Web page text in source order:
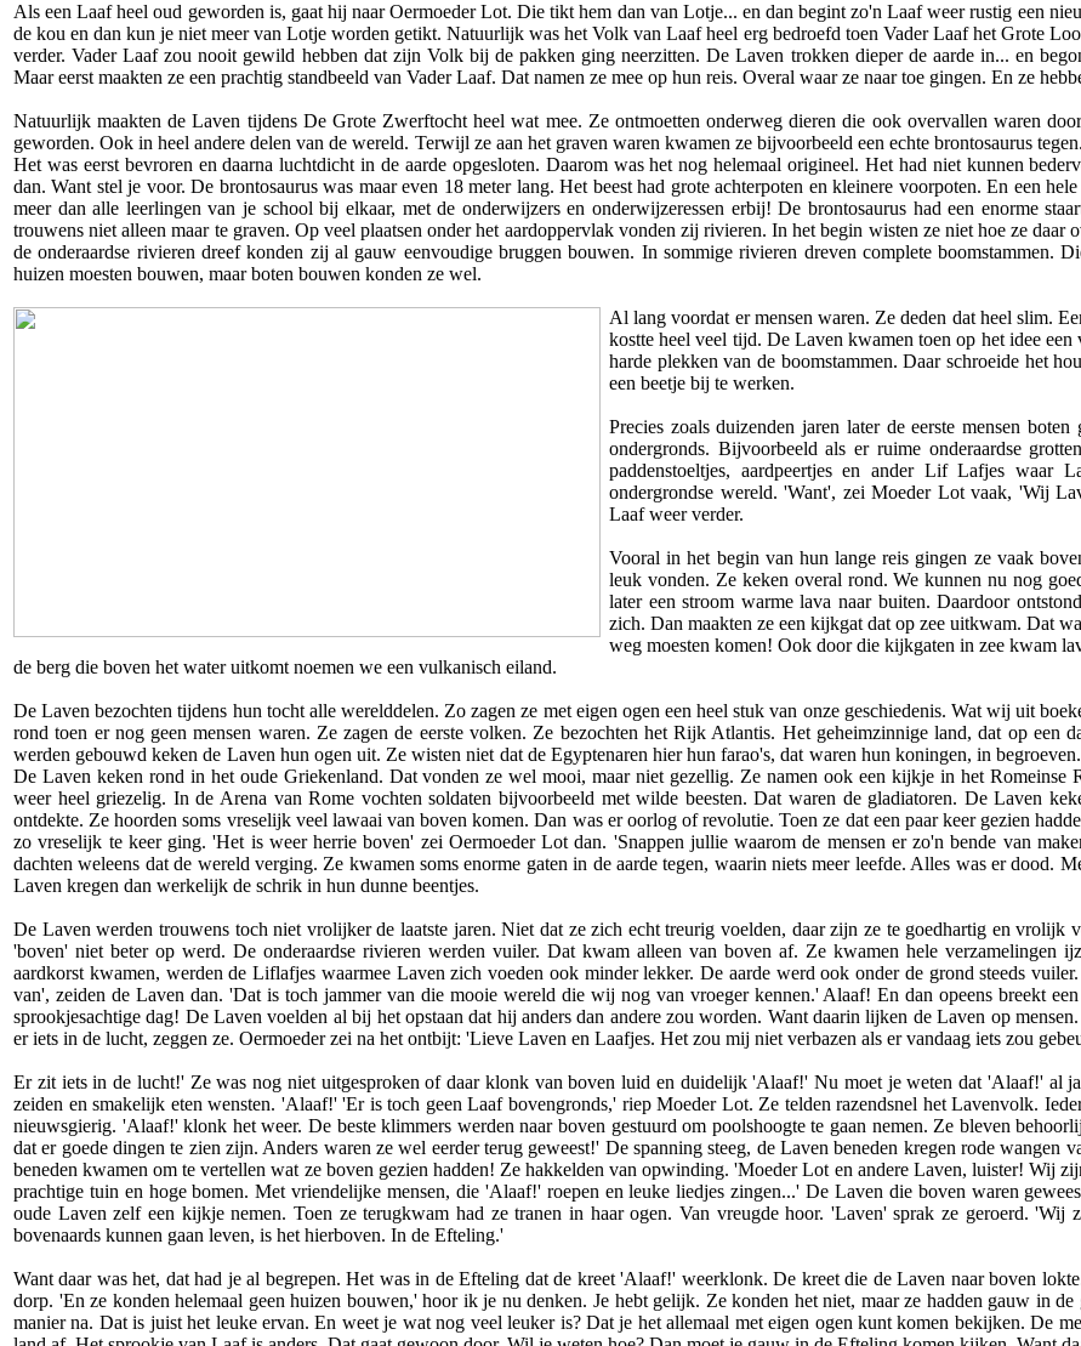
Als een Laaf heel oud geworden is, gaat hij naar Oermoeder Lot. Die tikt hem dan van Lotje... en dan begint zo'n Laaf weer rustig een
de kou en dan kun je niet meer van Lotje worden getikt. Natuurlijk was het Volk van Laaf heel erg bedroefd toen Vader Laaf het Grote
verder. Vader Laaf zou nooit gewild hebben dat zijn Volk bij de pakken ging neerzitten. De Laven trokken dieper de aarde in... en
Maar eerst maakten ze een prachtig standbeeld van Vader Laaf. Dat namen ze mee op hun reis. Overal waar ze naar toe gingen. En ze
Natuurlijk maakten de Laven tijdens De Grote Zwerftocht heel wat mee. Ze ontmoetten onderweg dieren die ook overvallen waren
geworden. Ook in heel andere delen van de wereld. Terwijl ze aan het graven waren kwamen ze bijvoorbeeld een echte brontosaurus
Het was eerst bevroren en daarna luchtdicht in de aarde opgesloten. Daarom was het nog helemaal origineel. Het had niet kunnen
dan. Want stel je voor. De brontosaurus was maar even 18 meter lang. Het beest had grote achterpoten en kleinere voorpoten. En een
meer dan alle leerlingen van je school bij elkaar, met de onderwijzers en onderwijzeressen erbij! De brontosaurus had een enorme
trouwens niet alleen maar te graven. Op veel plaatsen onder het aardoppervlak vonden zij rivieren. In het begin wisten ze niet hoe ze
de onderaardse rivieren dreef konden zij al gauw eenvoudige bruggen bouwen. In sommige rivieren dreven complete boomstammen.
huizen moesten bouwen, maar boten bouwen konden ze wel.
Al lang voordat er mensen waren. Ze deden dat heel slim.
kostte heel veel tijd. De Laven kwamen toen op het idee
harde plekken van de boomstammen. Daar schroeide het
een beetje bij te werken.
Precies zoals duizenden jaren later de eerste mensen
ondergronds. Bijvoorbeeld als er ruime onderaardse
paddenstoeltjes, aardpeertjes en ander Lif Lafjes
ondergrondse wereld. 'Want', zei Moeder Lot vaak, 'Wij
Laaf weer verder.
Vooral in het begin van hun lange reis gingen ze vaak
leuk vonden. Ze keken overal rond. We kunnen nu nog
later een stroom warme lava naar buiten. Daardoor
zich. Dan maakten ze een kijkgat dat op zee uitkwam. Dat
weg moesten komen! Ook door die kijkgaten in zee kwam
de berg die boven het water uitkomt noemen we een vulkanisch eiland.
De Laven bezochten tijdens hun tocht alle werelddelen. Zo zagen ze met eigen ogen een heel stuk van onze geschiedenis. Wat wij uit
rond toen er nog geen mensen waren. Ze zagen de eerste volken. Ze bezochten het Rijk Atlantis. Het geheimzinnige land, dat op een
werden gebouwd keken de Laven hun ogen uit. Ze wisten niet dat de Egyptenaren hier hun farao's, dat waren hun koningen, in
De Laven keken rond in het oude Griekenland. Dat vonden ze wel mooi, maar niet gezellig. Ze namen ook een kijkje in het Romeinse
weer heel griezelig. In de Arena van Rome vochten soldaten bijvoorbeeld met wilde beesten. Dat waren de gladiatoren. De Laven
ontdekte. Ze hoorden soms vreselijk veel lawaai van boven komen. Dan was er oorlog of revolutie. Toen ze dat een paar keer gezien
zo vreselijk te keer ging. 'Het is weer herrie boven' zei Oermoeder Lot dan. 'Snappen jullie waarom de mensen er zo'n bende van
dachten weleens dat de wereld verging. Ze kwamen soms enorme gaten in de aarde tegen, waarin niets meer leefde. Alles was er dood.
Laven kregen dan werkelijk de schrik in hun dunne beentjes.
De Laven werden trouwens toch niet vrolijker de laatste jaren. Niet dat ze zich echt treurig voelden, daar zijn ze te goedhartig en vrolijk
'boven' niet beter op werd. De onderaardse rivieren werden vuiler. Dat kwam alleen van boven af. Ze kwamen hele verzamelingen
aardkorst kwamen, werden de Liflafjes waarmee Laven zich voeden ook minder lekker. De aarde werd ook onder de grond steeds
van', zeiden de Laven dan. 'Dat is toch jammer van die mooie wereld die wij nog van vroeger kennen.' Alaaf! En dan opeens breekt
sprookjesachtige dag! De Laven voelden al bij het opstaan dat hij anders dan andere zou worden. Want daarin lijken de Laven op
er iets in de lucht, zeggen ze. Oermoeder zei na het ontbijt: 'Lieve Laven en Laafjes. Het zou mij niet verbazen als er vandaag iets zou
Er zit iets in de lucht!' Ze was nog niet uitgesproken of daar klonk van boven luid en duidelijk 'Alaaf!' Nu moet je weten dat 'Alaaf!' al
zeiden en smakelijk eten wensten. 'Alaaf!' 'Er is toch geen Laaf bovengronds,' riep Moeder Lot. Ze telden razendsnel het Lavenvolk.
nieuwsgierig. 'Alaaf!' klonk het weer. De beste klimmers werden naar boven gestuurd om poolshoogte te gaan nemen. Ze bleven
dat er goede dingen te zien zijn. Anders waren ze wel eerder terug geweest!' De spanning steeg, de Laven beneden kregen rode
beneden kwamen om te vertellen wat ze boven gezien hadden! Ze hakkelden van opwinding. 'Moeder Lot en andere Laven, luister! Wij
prachtige tuin en hoge bomen. Met vriendelijke mensen, die 'Alaaf!' roepen en leuke liedjes zingen...' De Laven die boven waren
oude Laven zelf een kijkje nemen. Toen ze terugkwam had ze tranen in haar ogen. Van vreugde hoor. 'Laven' sprak ze geroerd.
bovenaards kunnen gaan leven, is het hierboven. In de Efteling.'
Want daar was het, dat had je al begrepen. Het was in de Efteling dat de kreet 'Alaaf!' weerklonk. De kreet die de Laven naar boven
dorp. 'En ze konden helemaal geen huizen bouwen,' hoor ik je nu denken. Je hebt gelijk. Ze konden het niet, maar ze hadden gauw in
manier na. Dat is juist het leuke ervan. En weet je wat nog veel leuker is? Dat je het allemaal met eigen ogen kunt komen bekijken. De